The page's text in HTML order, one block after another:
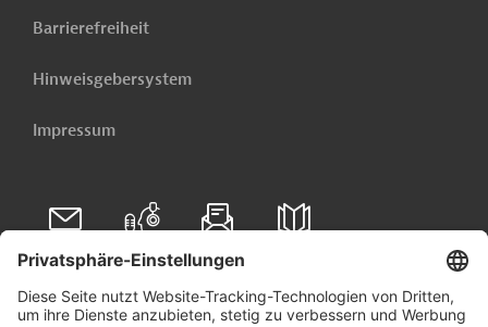
Barrierefreiheit
Hinweisgebersystem
Impressum
Folgen Sie uns auf